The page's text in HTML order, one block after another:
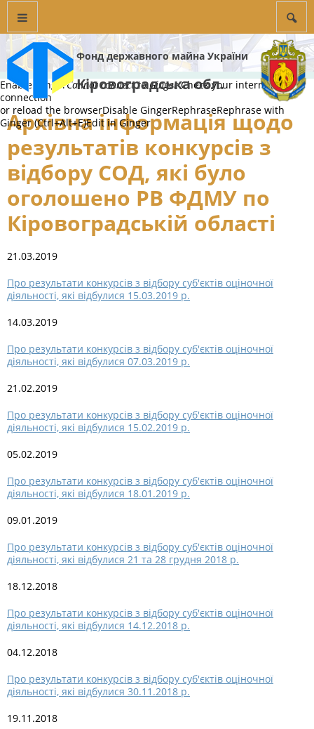
Фонд державного майна України
Кіровоградська обл.
Архівна інформація щодо
результатів конкурсів з
відбору СОД, які було
оголошено РВ ФДМУ по
Кіровоградській області
21.03.2019
Про результати конкурсів з відбору суб'єктів оціночної
діяльності, які відбулися 15.03.2019 р.
14.03.2019
Про результати конкурсів з відбору суб'єктів оціночної
діяльності, які відбулися 07.03.2019 р.
21.02.2019
Про результати конкурсів з відбору суб'єктів оціночної
діяльності, які відбулися 15.02.2019 р.
05.02.2019
Про результати конкурсів з відбору суб'єктів оціночної
діяльності, які відбулися 18.01.2019 р.
09.01.2019
Про результати конкурсів з відбору суб'єктів оціночної
діяльності, які відбулися 21 та 28 грудня 2018 р.
18.12.2018
Про результати конкурсів з відбору суб'єктів оціночної
діяльності, які відбулися 14.12.2018 р.
04.12.2018
Про результати конкурсів з відбору суб'єктів оціночної
діяльності, які відбулися 30.11.2018 р.
19.11.2018
Enable GingerCannot connect to GingerCheck your internet
connection
or reload the browserDisable GingerRephraseRephrase with
Ginger (Ctrl+Alt+E)Edit in Ginger